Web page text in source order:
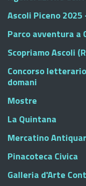
Ascoli Piceno
Parco avventura a
Scopriamo Ascoli
Concorso
domani
Mostre
La Quintana
Mercatino
Pinacoteca Civica
Galleria d'Arte